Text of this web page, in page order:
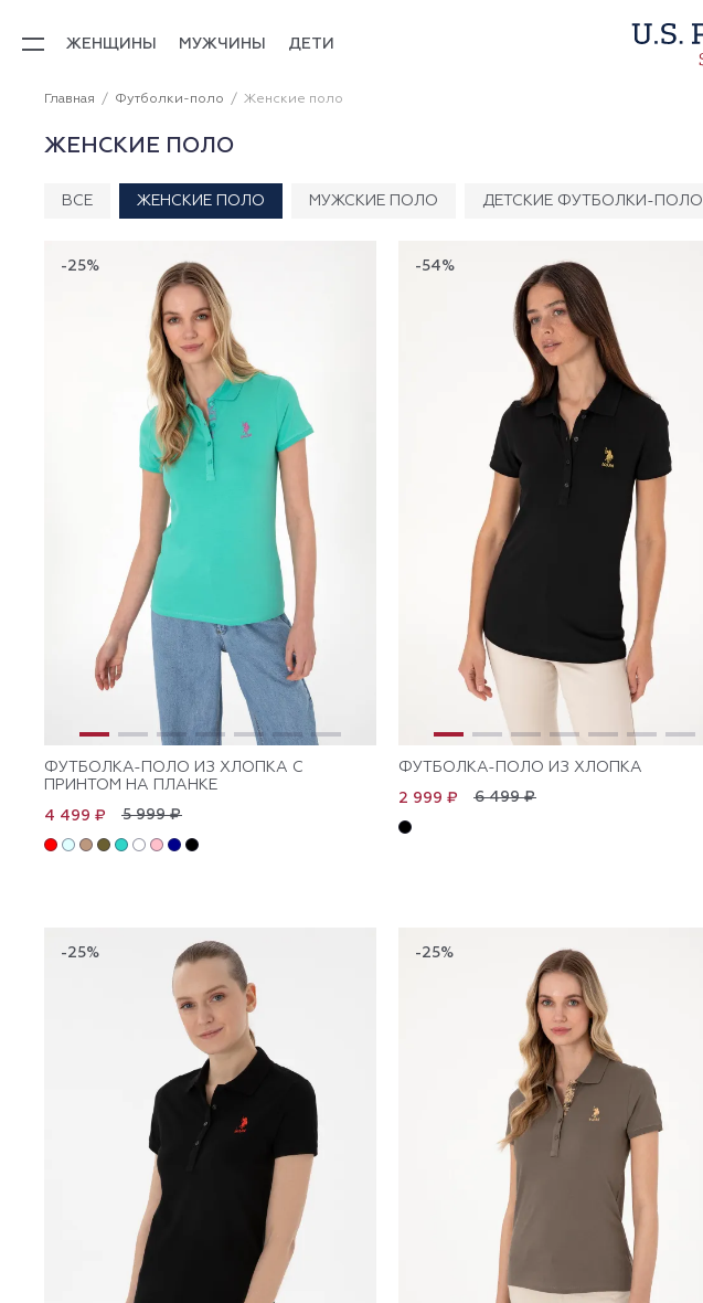
ЖЕНЩИНЫ МУЖЧИНЫ ДЕТИ
Главная Футболки-поло Женские поло
ЖЕНСКИЕ ПОЛО
ВСЕ ЖЕНСКИЕ ПОЛО МУЖСКИЕ ПОЛО ДЕТСКИЕ ФУТБОЛКИ-ПОЛО
-25%
ФУТБОЛКА-ПОЛО ИЗ ХЛОПКА С
ПРИНТОМ НА ПЛАНКЕ
5 999 ₽
4 499 ₽
-54%
ФУТБОЛКА-ПОЛО ИЗ ХЛОПКА
6 499 ₽
2 999 ₽
-25% -25%